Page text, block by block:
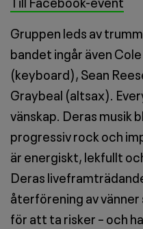
Gruppen leds av
bandet ingår även
(keyboard), Sean
Graybeal (altsax).
vänskap. Deras musik
progressiv rock och
är energiskt, lekfullt
Deras
återförening av
för att ta risker – och